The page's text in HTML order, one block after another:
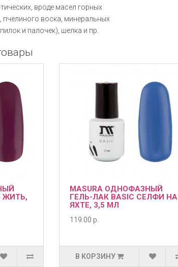
вроде масел горных
воска, минеральных
и палочек), шелка и пр.
ЖИТЬ,
MASURA ОДНОФАЗНЫЙ
ГЕЛЬ-ЛАК BASIC СЕЛФИ НА
ЯХТЕ, 3,5 МЛ
119.00 р.
В КОРЗИНУ